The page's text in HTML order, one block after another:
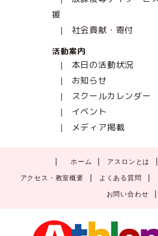
援
社会貢献・寄付
活動案内
本日の活動状況
お知らせ
スクールカレンダー
イベント
メディア掲載
ホーム アスロンとは
アクセス・教室概要 よくある質問
お問い合わせ